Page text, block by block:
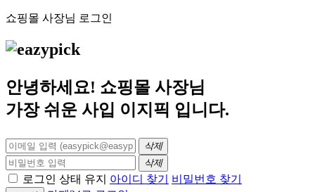
쇼핑몰 사장님 로그인
안녕하세요! 쇼핑몰 사장님
가장 쉬운 사입 이지픽 입니다.
삭제
삭제
로그인 상태 유지 아이디 찾기 비밀번호 찾기